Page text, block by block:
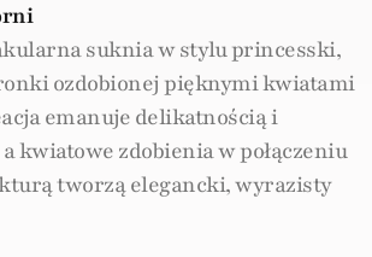
suknia w stylu princesski,
ozdobionej pięknymi kwiatami
emanuje delikatnością i
kwiatowe zdobienia w połączeniu
tworzą elegancki, wyrazisty